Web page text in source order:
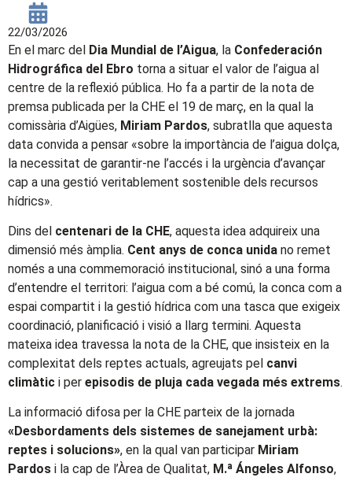
22/03/2026
En el marc del Dia Mundial de l’Aigua, la Confederación
Hidrográfica del Ebro torna a situar el valor de l’aigua al
centre de la reflexió pública. Ho fa a partir de la nota de
premsa publicada per la CHE el 19 de març, en la qual la
comissària d’Aigües, Miriam Pardos, subratlla que aquesta
data convida a pensar «sobre la importància de l’aigua dolça,
la necessitat de garantir-ne l’accés i la urgència d’avançar
cap a una gestió veritablement sostenible dels recursos
hídrics».
Dins del centenari de la CHE, aquesta idea adquireix una
dimensió més àmplia. Cent anys de conca unida no remet
només a una commemoració institucional, sinó a una forma
d’entendre el territori: l’aigua com a bé comú, la conca com a
espai compartit i la gestió hídrica com una tasca que exigeix
coordinació, planificació i visió a llarg termini. Aquesta
mateixa idea travessa la nota de la CHE, que insisteix en la
complexitat dels reptes actuals, agreujats pel canvi
climàtic i per episodis de pluja cada vegada més extrems.
La informació difosa per la CHE parteix de la jornada
«Desbordaments dels sistemes de sanejament urbà:
reptes i solucions», en la qual van participar Miriam
Pardos i la cap de l’Àrea de Qualitat, M.ª Ángeles Alfonso,